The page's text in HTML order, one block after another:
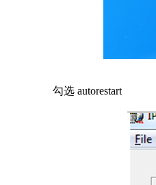
勾选 autorestart